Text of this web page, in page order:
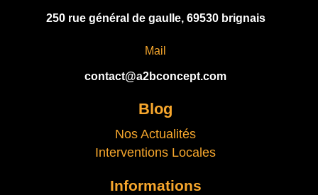
250 rue général de gaulle, 69530 brignais
Mail
contact@a2bconcept.com
Blog
Nos Actualités
Interventions Locales
Informations